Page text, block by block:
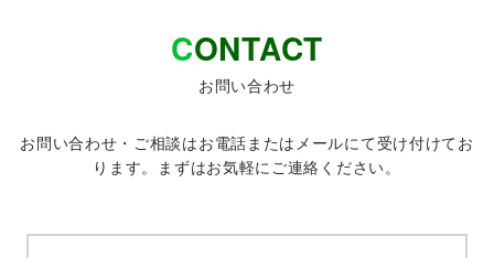
CONTACT
お問い合わせ
お問い合わせ・ご相談はお電話またはメールにて受け付けてお
ります。まずはお気軽にご連絡ください。